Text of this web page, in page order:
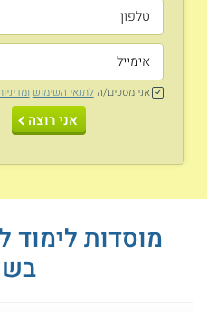
אני מסכים/הלתנאי השימוש
אני רוצה
מוסדות לימוד